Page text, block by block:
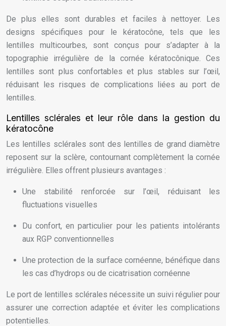
De plus elles sont durables et faciles à nettoyer. Les
designs spécifiques pour le kératocône, tels que les
lentilles multicourbes, sont conçus pour s’adapter à la
topographie irrégulière de la cornée kératocônique. Ces
lentilles sont plus confortables et plus stables sur l’œil,
réduisant les risques de complications liées au port de
lentilles.
Lentilles sclérales et leur rôle dans la gestion du
kératocône
Les lentilles sclérales sont des lentilles de grand diamètre
reposent sur la sclère, contournant complètement la cornée
irrégulière. Elles offrent plusieurs avantages :
Une stabilité renforcée sur l’œil, réduisant les
fluctuations visuelles
Du confort, en particulier pour les patients intolérants
aux RGP conventionnelles
Une protection de la surface cornéenne, bénéfique dans
les cas d’hydrops ou de cicatrisation cornéenne
Le port de lentilles sclérales nécessite un suivi régulier pour
assurer une correction adaptée et éviter les complications
potentielles.